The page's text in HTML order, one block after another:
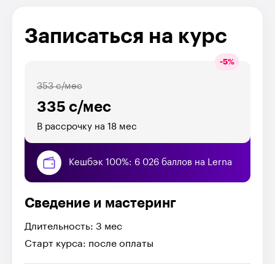
Записаться на курс
-5%
335 с/мес
353 с/мес
В рассрочку на 18 мес
Кешбэк 100%: 6 026 баллов на Lerna
Сведение и мастеринг
Длительность: 3 мес
Старт курса: после оплаты